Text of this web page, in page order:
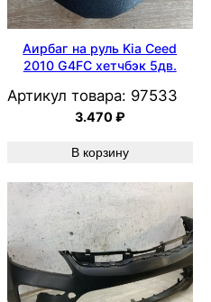
Аирбаг на руль Kia Ceed
2010 G4FC хетчбэк 5дв.
Артикул товара: 97533
3.470₽
В корзину